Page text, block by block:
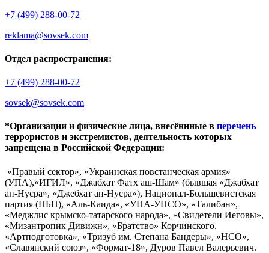
+7 (499) 288-00-72
reklama@sovsek.com
Отдел распространения:
+7 (499) 288-00-72
sovsek@sovsek.com
*Организации и физические лица, внесённные в перечень
террористов и экстремистов, деятельность которых
запрещена в Российской Федерации:
«Правый сектор», «Украинская повстанческая армия»
(УПА),«ИГИЛ», «Джабхат Фатх аш-Шам» (бывшая «Джабхат
ан-Нусра», «Джебхат ан-Нусра»), Национал-Большевистская
партия (НБП), «Аль-Каида», «УНА-УНСО», «Талибан»,
«Меджлис крымско-татарского народа», «Свидетели Иеговы»,
«Мизантропик Дивижн», «Братство» Корчинского,
«Артподготовка», «Тризуб им. Степана Бандеры», «НСО»,
«Славянский союз», «Формат-18», Дуров Павел Валерьевич.